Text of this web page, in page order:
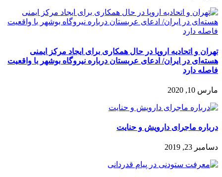
تهران و اتحادیه اروپا در حال همکاری برای ایجاد مرکز ایمنی
هسته‌ای در ایران/ ادعای عربستان درباره نیروگاه بوشهر با واقعیت
فاصله دارد
مارس 10, 2020
درباره ماجرای دارویش و حنایت
دسامبر 23, 2019